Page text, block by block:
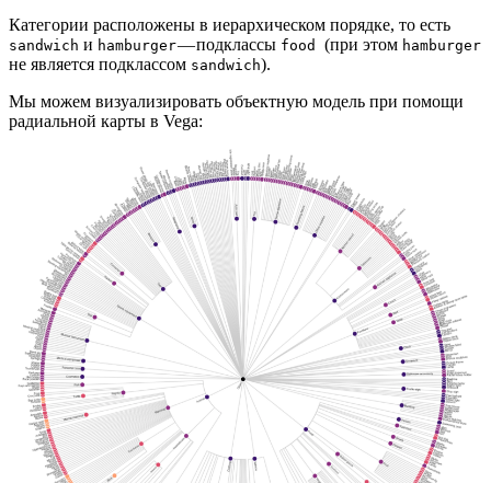
Категории расположены в иерархическом порядке, то есть
sandwich и hamburger— подклассы food (при этом hamburger
не является подклассом sandwich).
Мы можем визуализировать объектную модель при помощи
радиальной карты в Vega: